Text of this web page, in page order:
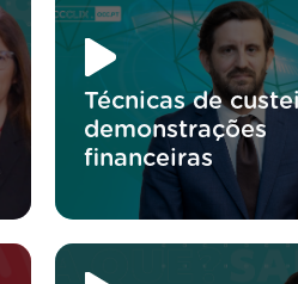
Técnicas de
demonstrações
financeiras